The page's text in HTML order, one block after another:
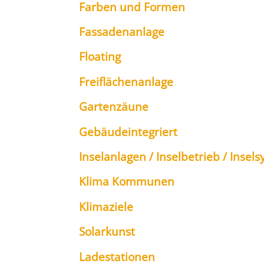
Far­ben und For­men
Fas­sa­den­an­la­ge
Floa­ting
Frei­flä­chen­an­la­ge
Gar­ten­zäu­ne
Gebäu­de­inte­griert
Insel­an­la­gen / Insel­be­trieb /
Kli­ma Kom­mu­nen
Kli­ma­zie­le
Solar­kunst
Lade­sta­tio­nen